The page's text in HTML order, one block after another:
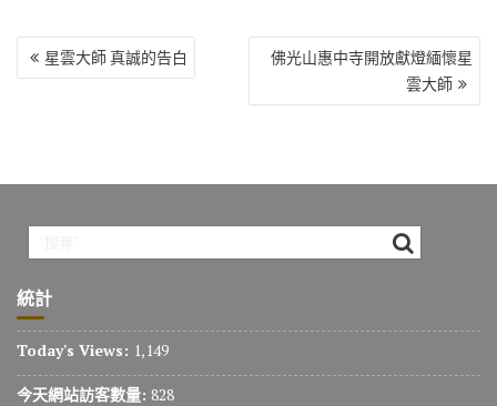
文
章
星雲大師 真誠的告白
佛光山惠中寺開放獻燈緬懷星
雲大師
統計
Today's Views: 1,149
今天網站訪客數量: 828